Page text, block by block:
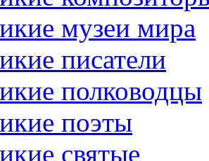
музеи мира
писатели
полководцы
поэты
святые